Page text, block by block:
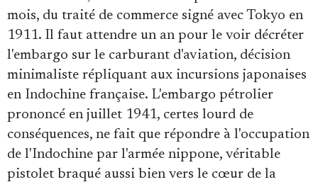
mois, du traité de commerce signé avec Tokyo en
1911. Il faut attendre un an pour le voir décréter
l'embargo sur le carburant d'aviation, décision
minimaliste répliquant aux incursions japonaises
en Indochine française. L'embargo pétrolier
prononcé en juillet 1941, certes lourd de
conséquences, ne fait que répondre à l'occupation
de l'Indochine par l'armée nippone, véritable
pistolet braqué aussi bien vers le cœur de la